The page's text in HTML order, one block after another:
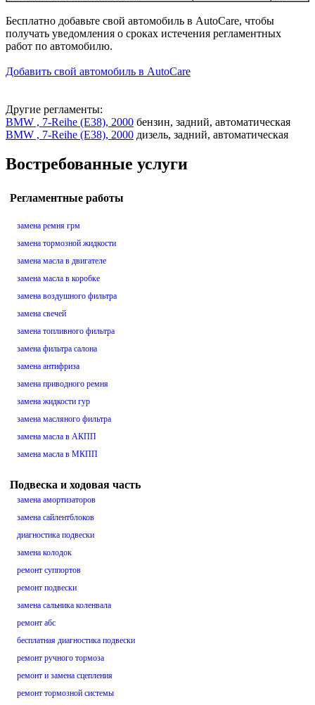
Бесплатно добавьте свой автомобиль в AutoCare, чтобы
получать уведомления о сроках истечения регламентных
работ по автомобилю.
Добавить свой автомобиль в AutoCare
Другие регламенты:
BMW , 7-Reihe (E38), 2000 бензин, задний, автоматическая
BMW , 7-Reihe (E38), 2000 дизель, задний, автоматическая
Востребованные услуги
Регламентные работы
замена ремня грм
замена тормозной жидкости
замена масла в двигателе
замена масла в коробке
замена воздушного фильтра
замена свечей
замена топливного фильтра
замена фильтра салона
замена антифриза
замена приводного ремня
замена жидкости гур
замена масляного фильтра
замена масла в АКПП
замена масла в МКПП
Подвеска и ходовая часть
замена амортизаторов
замена сайлентблоков
диагностика подвески
замена колодок
ремонт суппортов
ремонт подвески
замена сальника коленвала
ремонт абс
бесплатная диагностика подвески
ремонт ручного тормоза
ремонт и замена сцепления
ремонт тормозной системы